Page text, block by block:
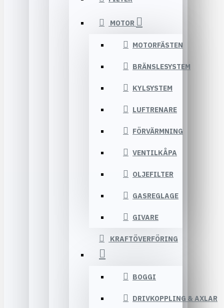
MOTOR
MOTORFÄSTEN
BRÄNSLESYSTEM
KYLSYSTEM
LUFTRENARE
FÖRVÄRMNING
VENTILKÅPA
OLJEFILTER
GASREGLAGE
GIVARE
KRAFTÖVERFÖRING
BOGGI
DRIVKOPPLING & AXLAR